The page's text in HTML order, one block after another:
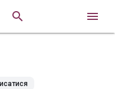
 